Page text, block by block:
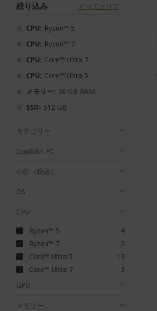
絞り込み すべてクリア
CPU
Ryzen™ 5
CPU
Ryzen™ 7
CPU Core™ Ultra 7
CPU Core™ Ultra 5
メモリー
16 GB RAM
SSD 512 GB
カテゴリー
Copilot+ PC
小計（税込）
OS
CPU
Ryzen™ 5
4
ア
テ
Ryzen™ 7 2
ア
テ
Core™ Ultra 5 13
ア
テ
Core™ Ultra 7 3
ア
テ
GPU
メモリー